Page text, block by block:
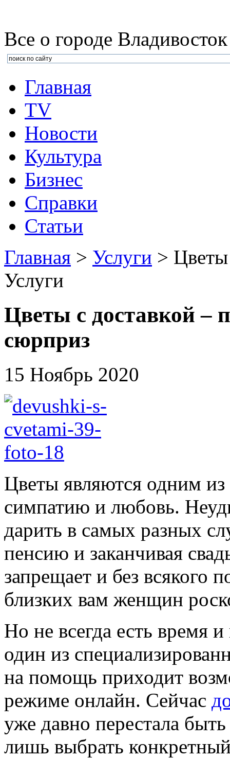
Все о городе Владивосток
Главная
TV
Новости
Культура
Бизнеc
Справки
Статьи
Главная > Услуги >
Услуги
Цветы с доставкой –
сюрприз
15 Ноябрь 2020
Цветы являются одним
симпатию и любовь.
дарить в самых разных
пенсию и заканчивая
запрещает и без всякого
близких вам женщин
Но не всегда есть время
один из
на помощь приходит
режиме онлайн. Сейчас
уже давно перестала
лишь выбрать